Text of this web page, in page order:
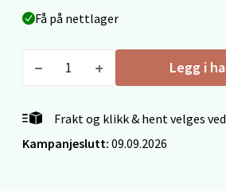
Få på nettlager
Legg i
Frakt og klikk & hent velges
Kampanjeslutt: 09.09.2026
Ålesund - Thon
Åpent i dag 10-18
0 i butikk